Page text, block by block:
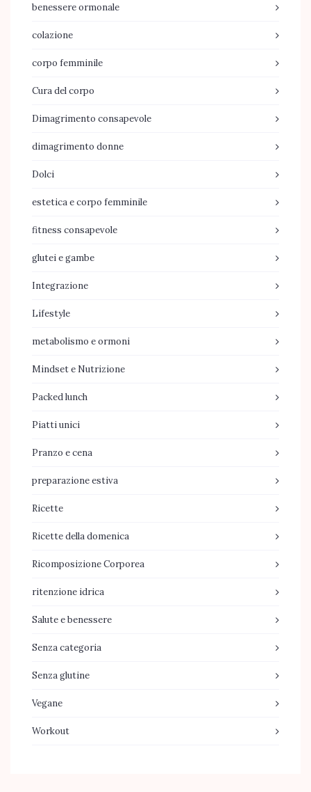
benessere ormonale
colazione
corpo femminile
Cura del corpo
Dimagrimento consapevole
dimagrimento donne
Dolci
estetica e corpo femminile
fitness consapevole
glutei e gambe
Integrazione
Lifestyle
metabolismo e ormoni
Mindset e Nutrizione
Packed lunch
Piatti unici
Pranzo e cena
preparazione estiva
Ricette
Ricette della domenica
Ricomposizione Corporea
ritenzione idrica
Salute e benessere
Senza categoria
Senza glutine
Vegane
Workout